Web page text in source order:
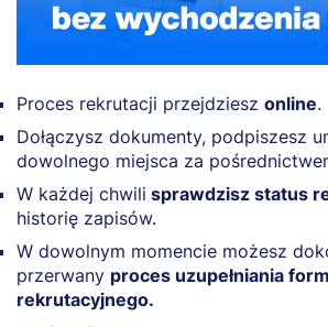
Proces rekrutacji przejdziesz online.
Dołączysz dokumenty, podpiszesz
dowolnego miejsca za
W każdej chwili sprawdzisz status
historię zapisów.
W dowolnym momencie możesz
przerwany proces uzupełniania
rekrutacyjnego.